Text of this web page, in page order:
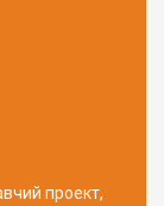
проект,